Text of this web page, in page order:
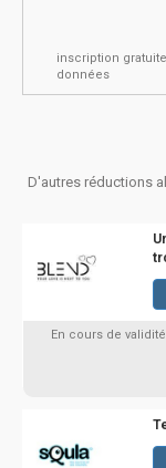
inscription
données
D'autres réductions
En cours de validité